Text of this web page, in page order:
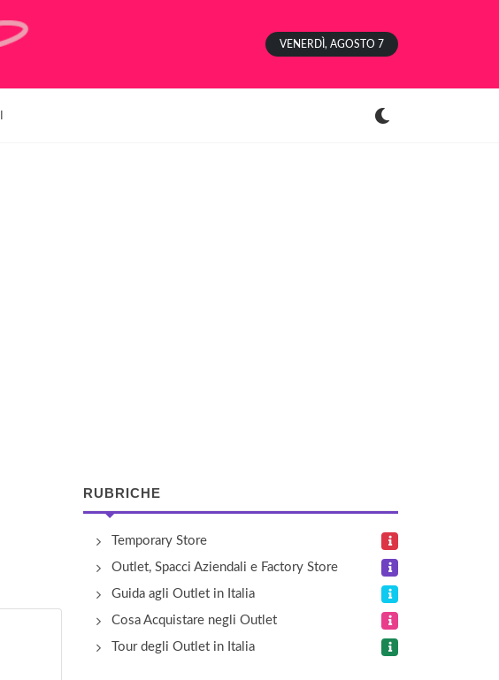
VENERDÌ, AGOSTO 7
RUBRICHE
Temporary Store
Outlet, Spacci Aziendali e Factory Store
Guida agli Outlet in Italia
Cosa Acquistare negli Outlet
Tour degli Outlet in Italia